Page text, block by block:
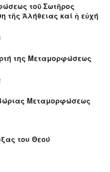
τοῦ Σωτῆρος
τῆς Ἀλήθειας καί ἡ εὐχή
της Μεταμορφώσεως
Μεταμορφώσεως
του Θεού